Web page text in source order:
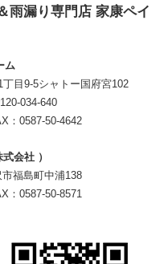
雨漏り専門店 家康ペイ
ム
目9-5シャトー国府宮102
034-640
：0587-50-4642
会社 ）
福島町中浦138
：0587-50-8571